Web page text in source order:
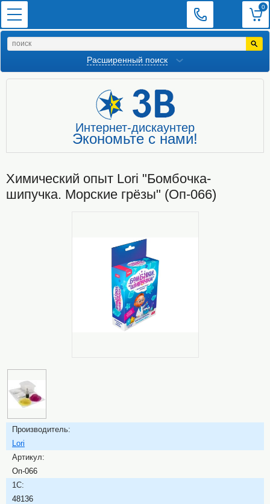
0
Расширенный поиск
Интернет-дискаунтер
Экономьте с нами!
Химический опыт Lori "Бомбочка-
шипучка. Морские грёзы" (Оп-066)
Производитель:
Lori
Артикул:
Оп-066
1C:
48136